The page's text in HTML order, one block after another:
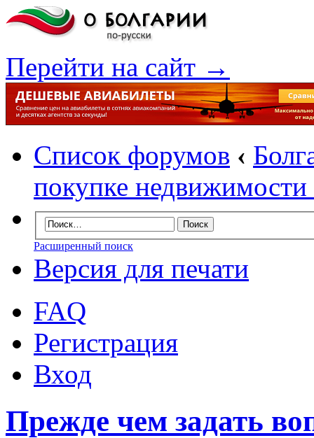
Перейти на сайт →
Список форумов ‹
покупке недвижимости
Расширенный поиск
Версия для печати
FAQ
Регистрация
Вход
Прежде чем задать